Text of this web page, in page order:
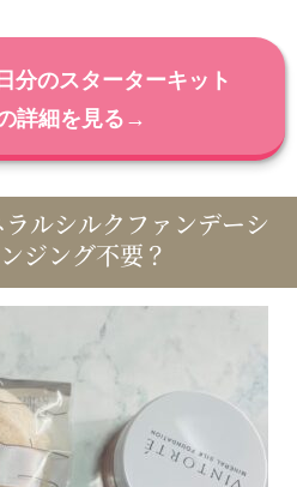
分のスターターキット
詳細を見る→
ルシルクファンデーシ
ジング不要？